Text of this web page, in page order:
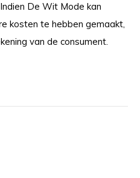
De Wit Mode kan
kosten te hebben gemaakt,
van de consument.